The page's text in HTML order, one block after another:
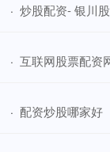
· 炒股配资- 银川
· 互联网股票配资
· 配资炒股哪家好